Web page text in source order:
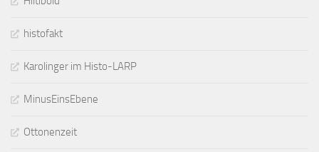
histofakt
Karolinger im Histo-LARP
MinusEinsEbene
Ottonenzeit